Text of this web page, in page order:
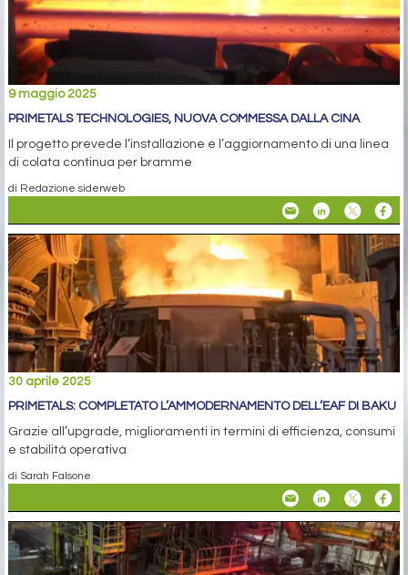
9 maggio 2025
PRIMETALS TECHNOLOGIES, NUOVA COMMESSA DALLA CINA
Il progetto prevede l’installazione e l’aggiornamento di una linea
di colata continua per bramme
di Redazione siderweb
30 aprile 2025
PRIMETALS: COMPLETATO L’AMMODERNAMENTO DELL’EAF DI BAKU
Grazie all’upgrade, miglioramenti in termini di efficienza, consumi
e stabilità operativa
di Sarah Falsone